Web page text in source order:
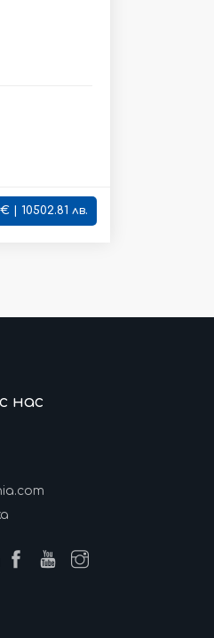
| 10502.81 лв.
нас